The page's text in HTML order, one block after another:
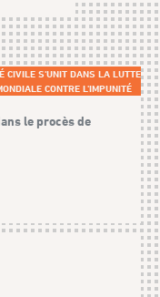
CIVILE S'UNIT DANS LA LUTTE
CONTRE L'IMPUNITÉ
le procès de